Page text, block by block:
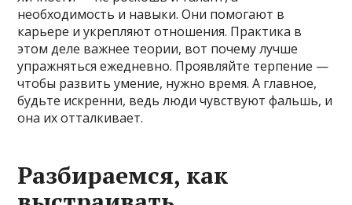
необходимость и навыки. Они помогают в
карьере и укрепляют отношения. Практика в
этом деле важнее теории, вот почему лучше
упражняться ежедневно. Проявляйте терпение —
чтобы развить умение, нужно время. А главное,
будьте искренни, ведь люди чувствуют фальшь, и
она их отталкивает.
Разбираемся, как